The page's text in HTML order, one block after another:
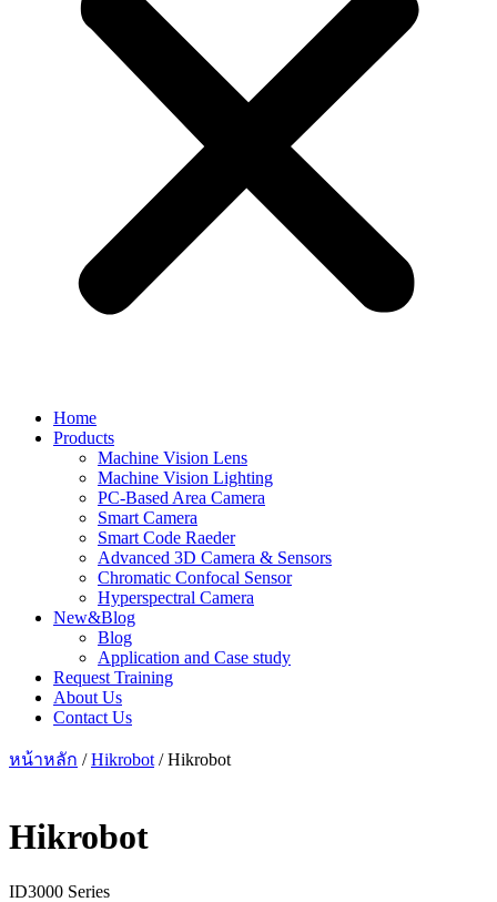
Home
Products
Machine Vision Lens
Machine Vision Lighting
PC-Based Area Camera
Smart Camera
Smart Code Raeder
Advanced 3D Camera & Sensors
Chromatic Confocal Sensor
Hyperspectral Camera
New&Blog
Blog
Application and Case study
Request Training
About Us
Contact Us
หน้าหลัก /Hikrobot / Hikrobot
Hikrobot
ID3000 Series